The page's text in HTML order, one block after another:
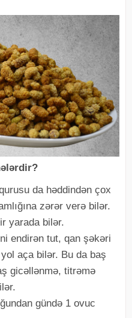
da həddindən çox
zərər verə bilər.
yarada bilər.
endirən tut, qan şəkəri
aça bilər. Bu da baş
gicəllənmə, titrəmə
gündə 1 ovuc